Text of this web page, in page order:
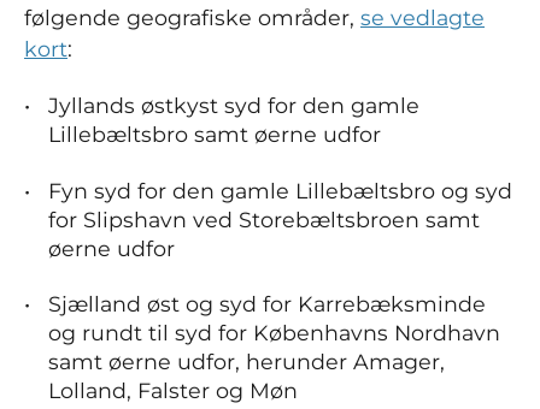
følgende geografiske områder, se vedlagte
kort:
Jyllands østkyst syd for den gamle
Lillebæltsbro samt øerne udfor
Fyn syd for den gamle Lillebæltsbro og syd
for Slipshavn ved Storebæltsbroen samt
øerne udfor
Sjælland øst og syd for Karrebæksminde
og rundt til syd for Københavns Nordhavn
samt øerne udfor, herunder Amager,
Lolland, Falster og Møn